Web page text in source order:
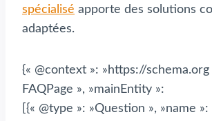
spécialisé apporte des solutions
adaptées.
{« @context »: »https://schema.org
FAQPage », »mainEntity »:
[{« @type »: »Question », »name